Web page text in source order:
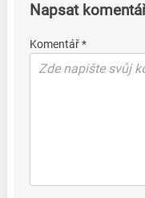
Napsat
Komentář *